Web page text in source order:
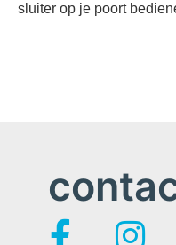
sluiter op je poort